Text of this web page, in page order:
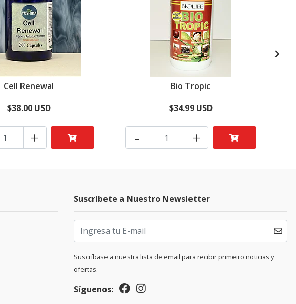
Cell Renewal
$38.00 USD
+
Bio Tropic
$34.99 USD
- +
Suscríbete a Nuestro Newsletter
Suscríbase a nuestra lista de email para recibir primeiro noticias y
ofertas.
Síguenos: